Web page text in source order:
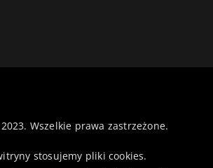
Wszelkie prawa zastrzeżone.
stosujemy pliki cookies.